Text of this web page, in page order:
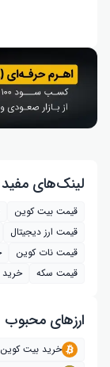
لینک‌های مفید
قیمت بیت کوین
قیمت ارز دیجیتال
قیمت نات کوین
قیمت سکه
خرید
ارز‌های محبوب
خرید بیت کوین